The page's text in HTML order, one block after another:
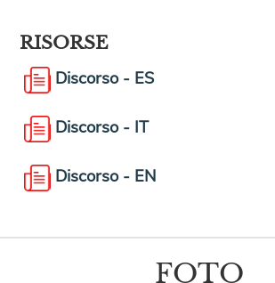
RISORSE
Discorso - ES
Discorso - IT
Discorso - EN
FOTO